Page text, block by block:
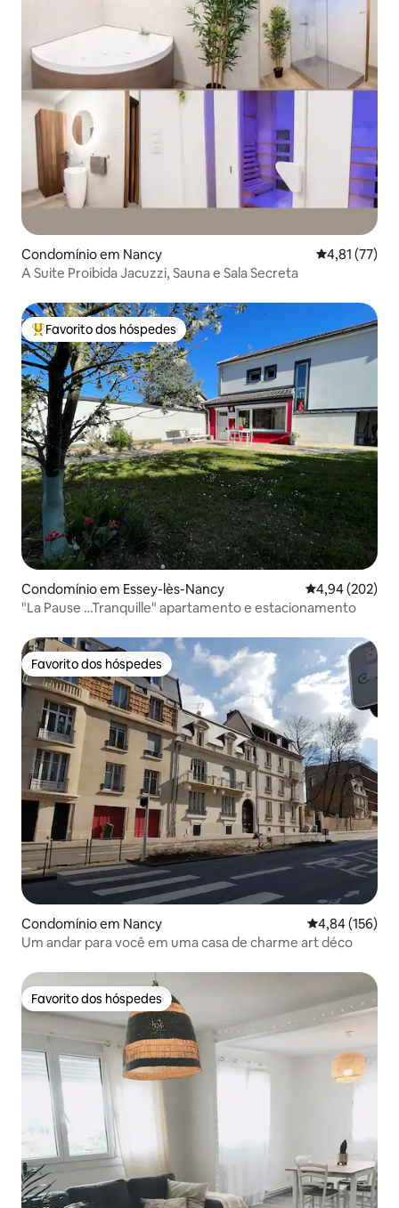
Condomínio em Nancy Classificação
4,81 (77)
A Suite Proibida Jacuzzi, Sauna e Sala Secreta
Favoritos dos hóspedes mais apreciados
Favorito dos hóspedes
Condomínio em Essey-lès-Nancy Classificação
4,94 (202)
"La Pause …Tranquille" apartamento e estacionamento
Favorito dos hóspedes
Favorito dos hóspedes
Condomínio em Nancy Classificação
4,84 (156)
Um andar para você em uma casa de charme art déco
Favorito dos hóspedes
Favorito dos hóspedes